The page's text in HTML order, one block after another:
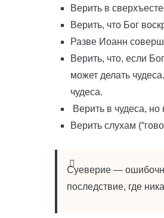
Верить в
Верить, что Бог
Разве Иоанн
Верить, что, если
может делать
чудеса.
Верить в чудеса, но
Верить слухам
Суеверие —
последствие, где